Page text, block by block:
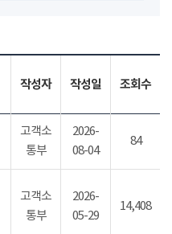
작성자 작성일 조회수
고객소
통부
2026-
08-04
84
고객소
통부
2026-
05-29
14,408